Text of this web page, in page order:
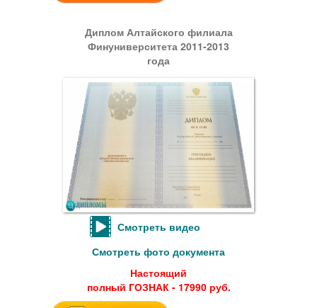
Диплом Алтайского филиала
Финуниверситета 2011-2013
года
Смотреть видео
Смотреть фото документа
Настоящий
полный ГОЗНАК - 17990 руб.